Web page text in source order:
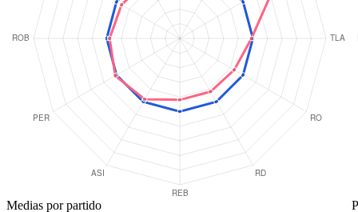
Medias por partido